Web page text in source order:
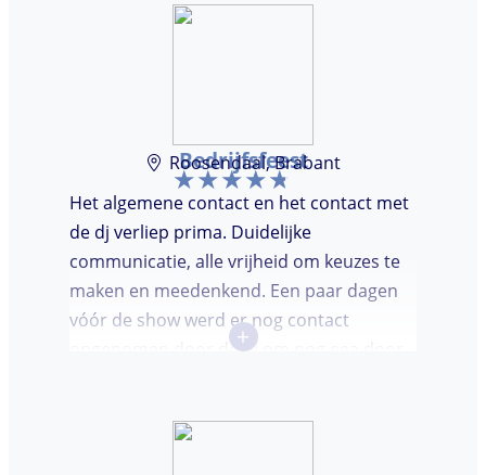
Bedrijfsfeest
Roosendaal, Brabant
Het algemene contact en het contact met
de dj verliep prima. Duidelijke
communicatie, alle vrijheid om keuzes te
maken en meedenkend. Een paar dagen
vóór de show werd er nog contact
opgenomen door de dj om nog eea door
met een klein clubje mensen en dat had
+